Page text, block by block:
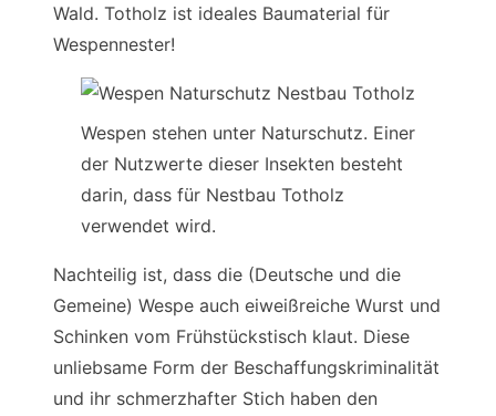
Wald. Totholz ist ideales Baumaterial für
Wespennester!
Wespen stehen unter Naturschutz. Einer
der Nutzwerte dieser Insekten besteht
darin, dass für Nestbau Totholz
verwendet wird.
Nachteilig ist, dass die (Deutsche und die
Gemeine) Wespe auch eiweißreiche Wurst und
Schinken vom Frühstückstisch klaut. Diese
unliebsame Form der Beschaffungskriminalität
und ihr schmerzhafter Stich haben den